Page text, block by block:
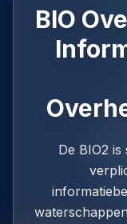
BIO
De BIO2